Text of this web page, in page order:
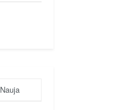
Nauja